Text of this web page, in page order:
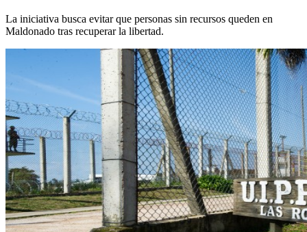
La iniciativa busca evitar que personas sin recursos queden en
Maldonado tras recuperar la libertad.